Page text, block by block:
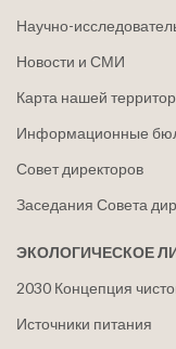
Научно-
Новости и СМИ
Карта нашей
Информационные
Совет директоров
Заседания Совета
ЭКОЛОГИЧЕСКОЕ
2030 Концепция
Источники питания